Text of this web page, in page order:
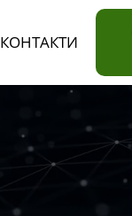
КОНТАКТИ